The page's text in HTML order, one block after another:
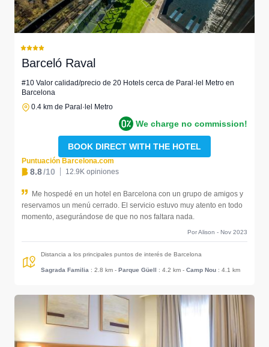
Barceló Raval
#10 Valor calidad/precio de 20 Hotels cerca de Paral·lel Metro en
Barcelona
0.4 km de Paral·lel Metro
We charge no commission!
BOOK DIRECT WITH THE HOTEL
Puntuación Barcelona.com
8.8/10 12.9K opiniones
Me hospedé en un hotel en Barcelona con un grupo de amigos y
reservamos un menú cerrado. El servicio estuvo muy atento en todo
momento, asegurándose de que no nos faltara nada.
Por Alison - Nov 2023
Distancia a los principales puntos de interés de Barcelona
Sagrada Familia : 2.8 km - Parque Güell : 4.2 km - Camp Nou : 4.1 km